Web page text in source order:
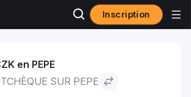
Inscription
Couronne tchèque to Pepe
en PEPE
SUR PEPE